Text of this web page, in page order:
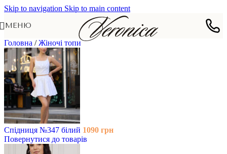
Skip to navigation Skip to main content
МЕНЮ
Головна / Жіночі топи
Спідниця №347 білий 1090 грн
Повернутися до товарів